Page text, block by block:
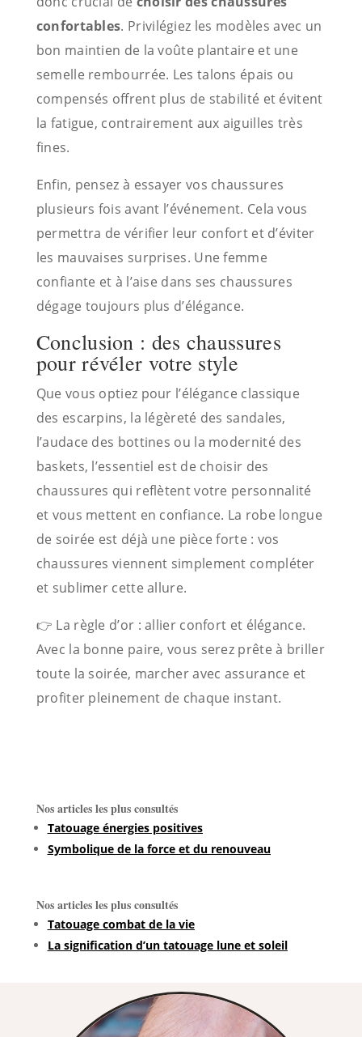
confortables. Privilégiez les modèles avec un
bon maintien de la voûte plantaire et une
semelle rembourrée. Les talons épais ou
compensés offrent plus de stabilité et évitent
la fatigue, contrairement aux aiguilles très
fines.
Enfin, pensez à essayer vos chaussures
plusieurs fois avant l’événement. Cela vous
permettra de vérifier leur confort et d’éviter
les mauvaises surprises. Une femme
confiante et à l’aise dans ses chaussures
dégage toujours plus d’élégance.
Conclusion : des chaussures
pour révéler votre style
Que vous optiez pour l’élégance classique
des escarpins, la légèreté des sandales,
l’audace des bottines ou la modernité des
baskets, l’essentiel est de choisir des
chaussures qui reflètent votre personnalité
et vous mettent en confiance. La robe longue
de soirée est déjà une pièce forte : vos
chaussures viennent simplement compléter
et sublimer cette allure.
👉 La règle d’or : allier confort et élégance.
Avec la bonne paire, vous serez prête à briller
toute la soirée, marcher avec assurance et
profiter pleinement de chaque instant.
Nos articles les plus consultés
Tatouage énergies positives
Symbolique de la force et du renouveau
Nos articles les plus consultés
Tatouage combat de la vie
La signification d’un tatouage lune et soleil